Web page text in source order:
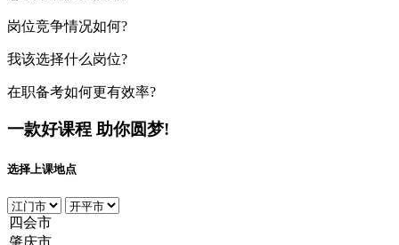
岗位竞争情况如何?
我该选择什么岗位?
在职备考如何更有效率?
一款好课程 助你圆梦!
选择上课地点